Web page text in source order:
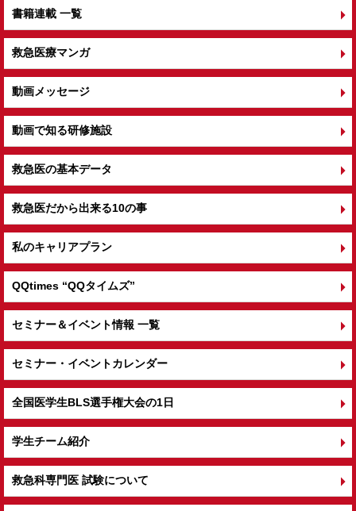
書籍連載 一覧
救急医療マンガ
動画メッセージ
動画で知る研修施設
救急医の基本データ
救急医だから出来る10の事
私のキャリアプラン
QQtimes “QQタイムズ”
セミナー＆イベント情報 一覧
セミナー・イベントカレンダー
全国医学生BLS選手権大会の1日
学生チーム紹介
救急科専門医 試験について